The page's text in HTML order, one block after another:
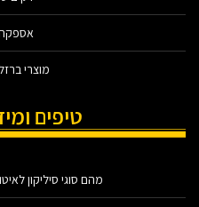
מוצרי
טיפים
מהם סוגי סיליקון